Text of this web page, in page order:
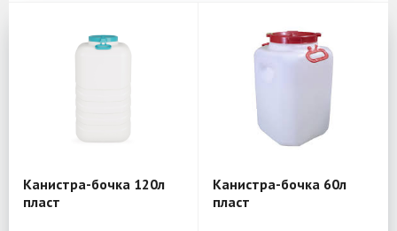
Канистра-бочка 120л
пласт
Канистра-бочка 60л
пласт